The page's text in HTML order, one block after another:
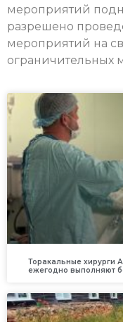
мероприятий
разрешено
мероприятий на
ограничительных
Торакальные хирурги
ежегодно выполняют